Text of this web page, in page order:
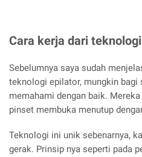
Cara kerja dari
Sebelumnya saya sudah
teknologi epilator, mungkin bagi
memahami dengan baik.
pinset membuka menutup
Teknologi ini unik sebenarnya,
gerak. Prinsip nya seperti pada